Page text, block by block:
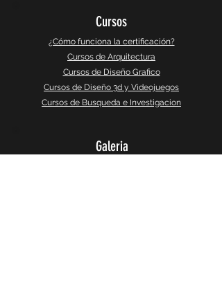
Cursos
¿Cómo funciona la certificación?
Cursos de Arquitectura
Cursos de Diseño Grafico
Cursos de Diseño 3d y Videojuegos
Cursos de Busqueda e Investigacion
Galeria